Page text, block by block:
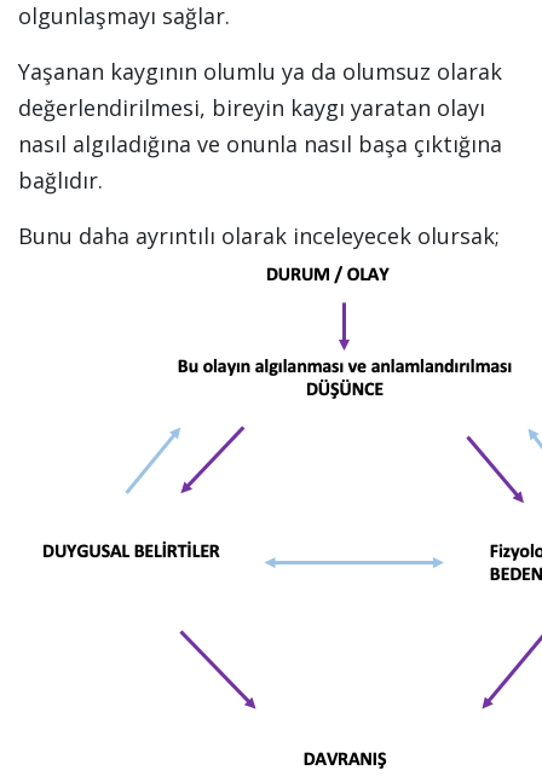
olgunlaşmayı sağlar.
Yaşanan kaygının olumlu ya da olumsuz olarak
değerlendirilmesi, bireyin kaygı yaratan olayı
nasıl algıladığına ve onunla nasıl başa çıktığına
bağlıdır.
Bunu daha ayrıntılı olarak inceleyecek olursak;